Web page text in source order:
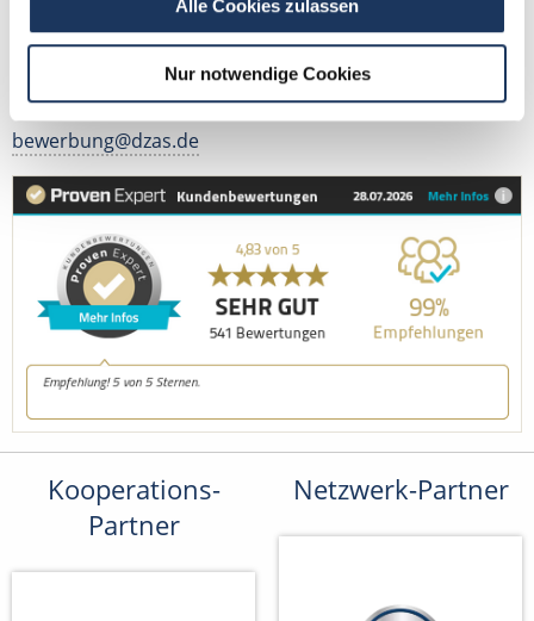
Alle Cookies zulassen
Nur notwendige Cookies
Kontakt
Tel.: +49 (0) 521 / 911 730 42
Fax: +49 (0) 521 / 911 730 41
bewerbung@dzas.de
Kooperations-
Partner
Netzwerk-Partner